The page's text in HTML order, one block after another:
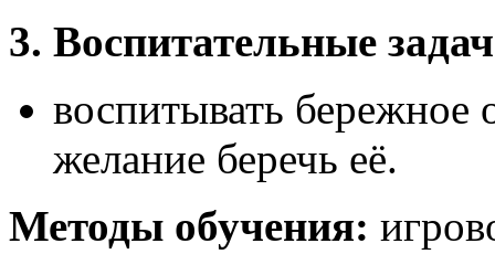
3. Воспитательные
воспитывать
желание беречь её.
Методы обучения: